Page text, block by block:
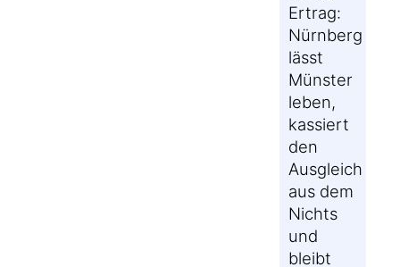
Ertrag:
Nürnberg
lässt
Münster
leben,
kassiert
den
Ausgleich
aus dem
Nichts
und
bleibt